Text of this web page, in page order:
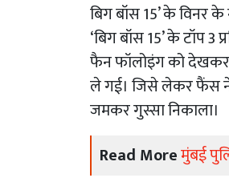
बिग बॉस 15’ के
‘बिग बॉस 15’ के टॉप
फैन फॉलोइंग को देखकर
ले गई। जिसे लेकर फैंस ने
जमकर गुस्सा निकाला।
Read Moreमुंबई